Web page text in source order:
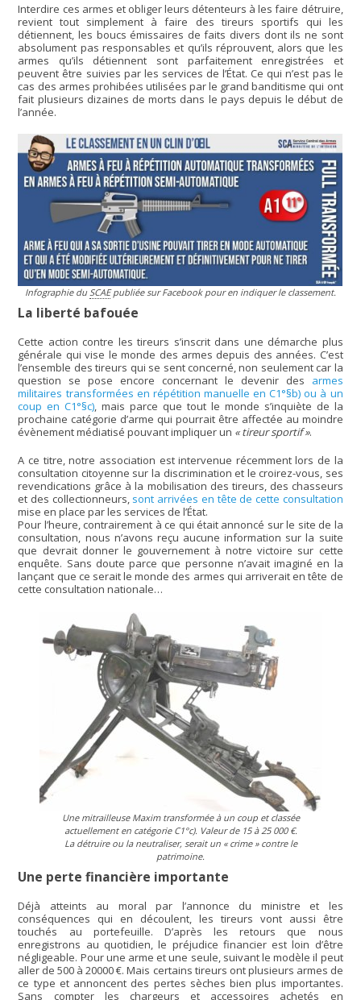
Interdire ces armes et obliger leurs détenteurs à les faire détruire,
revient tout simplement à faire des tireurs sportifs qui les
détiennent, les boucs émissaires de faits divers dont ils ne sont
absolument pas responsables et qu’ils réprouvent, alors que les
armes qu’ils détiennent sont parfaitement enregistrées et
peuvent être suivies par les services de l’État. Ce qui n’est pas le
cas des armes prohibées utilisées par le grand banditisme qui ont
fait plusieurs dizaines de morts dans le pays depuis le début de
l’année.
Infographie duSCAEpubliée sur Facebook pour en indiquer le classement.
La liberté bafouée
Cette action contre les tireurs s’inscrit dans une démarche plus
générale qui vise le monde des armes depuis des années. C’est
l’ensemble des tireurs qui se sent concerné, non seulement car la
question se pose encore concernant le devenir des armes
militaires transformées en répétition manuelle en C1°§b) ou à un
coup en C1°§c), mais parce que tout le monde s’inquiète de la
prochaine catégorie d’arme qui pourrait être affectée au moindre
évènement médiatisé pouvant impliquer un « tireur sportif ».
A ce titre, notre association est intervenue récemment lors de la
consultation citoyenne sur la discrimination et le croirez-vous, ses
revendications grâce à la mobilisation des tireurs, des chasseurs
et des collectionneurs, sont arrivées en tête de cette consultation
mise en place par les services de l’État.
Pour l’heure, contrairement à ce qui était annoncé sur le site de la
consultation, nous n’avons reçu aucune information sur la suite
que devrait donner le gouvernement à notre victoire sur cette
enquête. Sans doute parce que personne n’avait imaginé en la
lançant que ce serait le monde des armes qui arriverait en tête de
cette consultation nationale…
Une mitrailleuse Maxim transformée à un coup et classée
actuellement en catégorie C1°c). Valeur de 15 à 25 000 €.
La détruire ou la neutraliser, serait un « crime » contre le
patrimoine.
Une perte financière importante
Déjà atteints au moral par l’annonce du ministre et les
conséquences qui en découlent, les tireurs vont aussi être
touchés au portefeuille. D’après les retours que nous
enregistrons au quotidien, le préjudice financier est loin d’être
négligeable. Pour une arme et une seule, suivant le modèle il peut
aller de 500 à 20000 €. Mais certains tireurs ont plusieurs armes de
ce type et annoncent des pertes sèches bien plus importantes.
Sans compter les chargeurs et accessoires achetés en